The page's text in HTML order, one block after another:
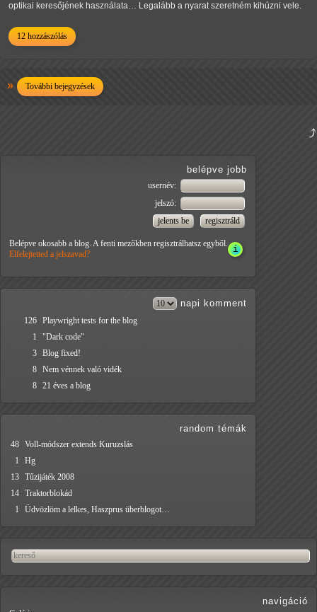
optikai keresőjének használata… Legalább a nyarat szeretném kihúzni vele.
12 hozzászólás
További bejegyzések
belépve jobb
usernév:
jelszó:
Belépve okosabb a blog. A fenti mezőkben regisztrálhatsz egyből.
Elfelejtetted a jelszavad?
napi komment
126 Playwright tests for the blog
1
"Dark code"
3 Blog fixed!
8 Nem vénnek való vidék
8 21 éves a blog
random témák
48 Voll-módszer extends Kuruzslás
1
Hg
13 Tűzijáték 2008
14 Traktorblokád
1
Üdvözlöm a lelkes, Haszprus überblogot…
navigáció